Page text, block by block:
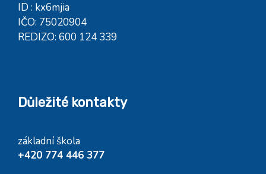
ID : kx6mjia
IČO: 75020904
REDIZO: 600 124 339
Důležité kontakty
základní škola
+420 774 446 377